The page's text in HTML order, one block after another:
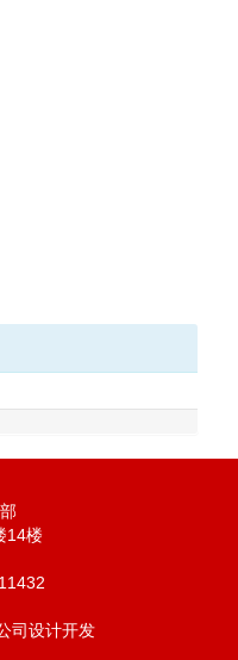
14楼
司设计开发